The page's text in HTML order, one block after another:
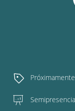
Próximamente